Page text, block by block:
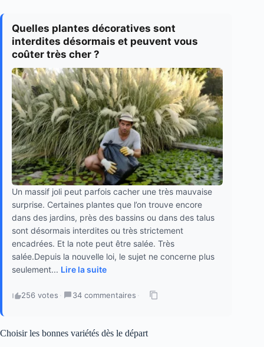
Quelles plantes décoratives sont
interdites désormais et peuvent vous
coûter très cher ?
Un massif joli peut parfois cacher une très mauvaise
surprise. Certaines plantes que l’on trouve encore
dans des jardins, près des bassins ou dans des talus
sont désormais interdites ou très strictement
encadrées. Et la note peut être salée. Très
salée.Depuis la nouvelle loi, le sujet ne concerne plus
seulement... Lire la suite
256 votes · 34 commentaires ·
Choisir les bonnes variétés dès le départ